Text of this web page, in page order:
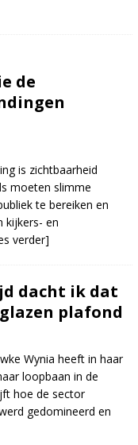
de
is zichtbaarheid
moeten slimme
te bereiken en
kijkers- en
verder]
dacht ik dat
plafond
Wynia heeft in haar
loopbaan in de
hoe de sector
gedomineerd en